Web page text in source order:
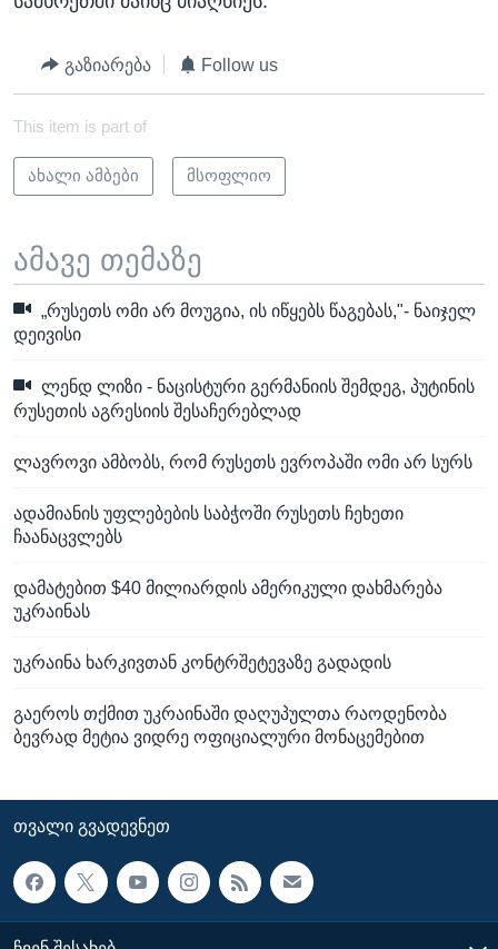
გაზიარება Follow us
This item is part of
ახალი ამბები მსოფლიო
ამავე თემაზე
„რუსეთს ომი არ მოუგია, ის იწყებს წაგებას,"- ნაიჯელ
დეივისი
ლენდ ლიზი - ნაცისტური გერმანიის შემდეგ, პუტინის
რუსეთის აგრესიის შესაჩერებლად
ლავროვი ამბობს, რომ რუსეთს ევროპაში ომი არ სურს
ადამიანის უფლებების საბჭოში რუსეთს ჩეხეთი
ჩაანაცვლებს
დამატებით $40 მილიარდის ამერიკული დახმარება
უკრაინას
უკრაინა ხარკივთან კონტრშეტევაზე გადადის
გაეროს თქმით უკრაინაში დაღუპულთა რაოდენობა
ბევრად მეტია ვიდრე ოფიციალური მონაცემებით
ᲗᲕᲐᲚᲘ ᲒᲕᲐᲓᲔᲕᲜᲔᲗ